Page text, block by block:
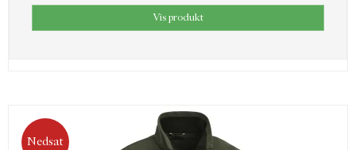
Vis produkt
Nedsat